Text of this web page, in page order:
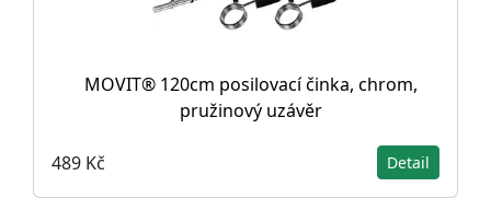
MOVIT® 120cm posilovací činka, chrom,
pružinový uzávěr
489 Kč Detail